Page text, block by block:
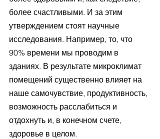
более счастливыми. И за этим
утверждением стоят научные
исследования. Например, то, что
90% времени мы проводим в
зданиях. В результате микроклимат
помещений существенно влияет на
наше самочувствие, продуктивность,
возможность расслабиться и
отдохнуть и, в конечном счете,
здоровье в целом.